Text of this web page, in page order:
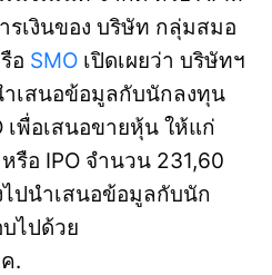
รเงินของ บริษัท กลุ่มสมอ
อ SMO เปิดเผยว่า บริษัทฯ
ำเสนอข้อมูลกับนักลงทุน
เพื่อเสนอขายหุ้น ให้แก่
รือ IPO จำนวน 231,60
ปนำเสนอข้อมูลกับนัก
ไปด้วย
.